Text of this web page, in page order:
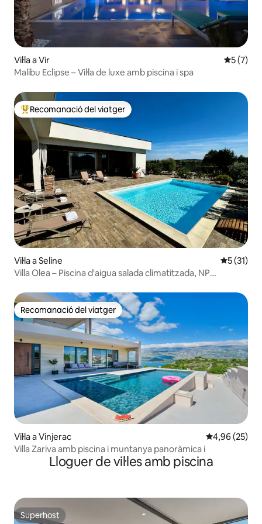
Vil·la a Vir 5 de
5 (7)
Malibu Eclipse – Vil·la de luxe amb piscina i spa
Principals recomanacions dels viatgers
Recomanació del viatger
Vil·la a Seline 5 de
5 (31)
Villa Olea – Piscina d'aigua salada climatitzada, NP
Recomanació del viatger
Recomanació del viatger
Vil·la a Vinjerac 4,96 de
4,96 (25)
Villa Zariva amb piscina i muntanya panoràmica i
Lloguer de vil·les amb piscina
Superhost
Superhost